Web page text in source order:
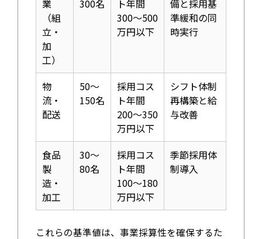
業
（組
立・
加
工）
300名
ト年間
300〜500
万円以下
備と採用基
準緩和の同
時実行
物
流・
配送
50〜
150名
採用コス
ト年間
200〜350
万円以下
シフト体制
再構築と給
与改善
食品
製
造・
加工
30〜
80名
採用コス
ト年間
100〜180
万円以下
季節採用体
制導入
これらの基準値は、事業採算性を確保するた